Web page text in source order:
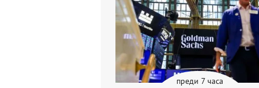
преди 7 часа